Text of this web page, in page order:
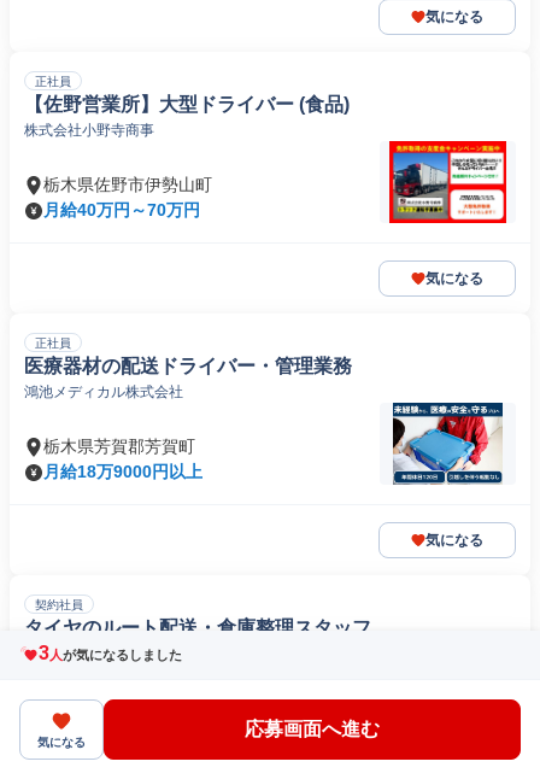
気になる
正社員
【佐野営業所】大型ドライバー (食品)
株式会社小野寺商事
栃木県佐野市伊勢山町
月給40万円～70万円
気になる
正社員
医療器材の配送ドライバー・管理業務
鴻池メディカル株式会社
栃木県芳賀郡芳賀町
月給18万9000円以上
気になる
契約社員
タイヤのルート配送・倉庫整理スタッフ
ブリヂストンタイヤ栃木販売株式会社
〒320-0043栃木県宇都宮市桜
時給1200円以上
3人が気になるしました
気になる
応募画面へ進む